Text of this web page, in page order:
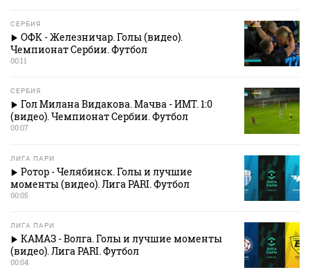
СЕРБИЯ
ОФК - Железничар. Голы (видео).
Чемпионат Сербии. Футбол
00:11
СЕРБИЯ
Гол Милана Видакова. Мачва - ИМТ. 1:0
(видео). Чемпионат Сербии. Футбол
00:07
ЛИГА ПАРИ
Ротор - Челябинск. Голы и лучшие
моменты (видео). Лига PARI. Футбол
00:05
ЛИГА ПАРИ
КАМАЗ - Волга. Голы и лучшие моменты
(видео). Лига PARI. Футбол
00:04